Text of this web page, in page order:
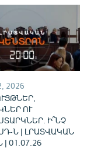
2026
ՈՒ
Ի՞ՆՉ
Ն | ԼՐԱՏՎԱԿԱՆ
01.07.26